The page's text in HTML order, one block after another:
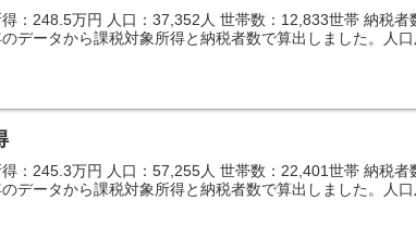
：248.5万円 人口：37,352人 世帯数：12,833世帯 納税
データから課税対象所得と納税者数で算出しました。人口
：245.3万円 人口：57,255人 世帯数：22,401世帯 納税
データから課税対象所得と納税者数で算出しました。人